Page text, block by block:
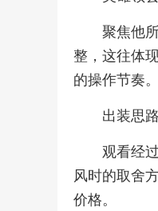
聚焦他
整，这往体
的操作节奏。
出装思
观看经
风时的取舍
价格。